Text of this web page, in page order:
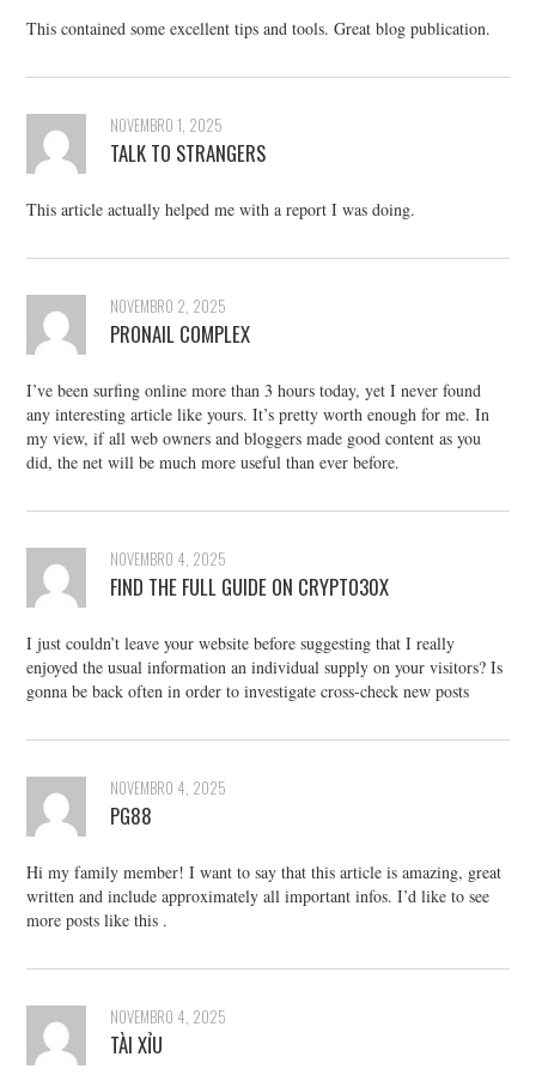
This contained some excellent tips and tools. Great blog publication.
NOVEMBRO 1, 2025
TALK TO STRANGERS
This article actually helped me with a report I was doing.
NOVEMBRO 2, 2025
PRONAIL COMPLEX
I’ve been surfing online more than 3 hours today, yet I never found
any interesting article like yours. It’s pretty worth enough for me. In
my view, if all web owners and bloggers made good content as you
did, the net will be much more useful than ever before.
NOVEMBRO 4, 2025
FIND THE FULL GUIDE ON CRYPTO30X
I just couldn’t leave your website before suggesting that I really
enjoyed the usual information an individual supply on your visitors? Is
gonna be back often in order to investigate cross-check new posts
NOVEMBRO 4, 2025
PG88
Hi my family member! I want to say that this article is amazing, great
written and include approximately all important infos. I’d like to see
more posts like this .
NOVEMBRO 4, 2025
TÀI XỈU